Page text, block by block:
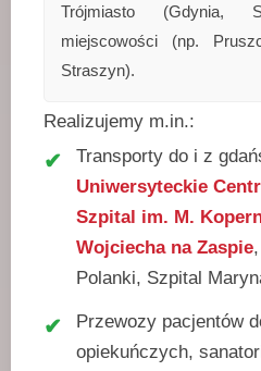
Trójmiasto (Gdynia,
miejscowości (np.
Straszyn).
Realizujemy m.in.:
Transporty do i z
Uniwersyteckie
Szpital im. M.
Wojciecha na Zaspie
Polanki, Szpital
Przewozy pacjentów
opiekuńczych,